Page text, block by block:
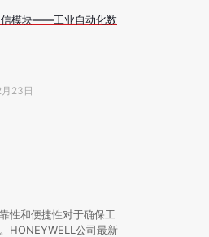
信模块——工业自动化数
23日
性和便捷性对于确保工
HONEYWELL公司最新